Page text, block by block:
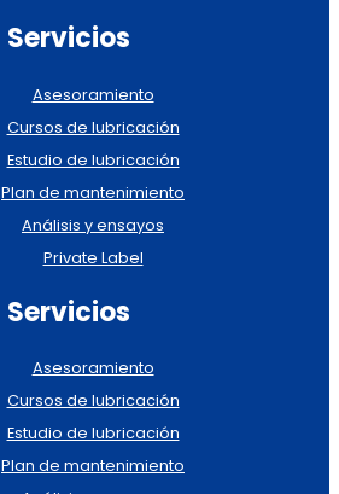
Servicios
Asesoramiento
Cursos de lubricación
Estudio de lubricación
Plan de mantenimiento
Análisis y ensayos
Private Label
Servicios
Asesoramiento
Cursos de lubricación
Estudio de lubricación
Plan de mantenimiento